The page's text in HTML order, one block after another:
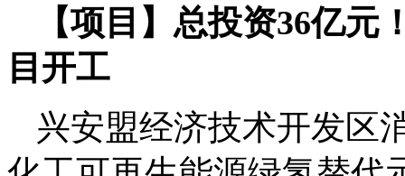
【项目】总投资36亿
目开工
兴安盟经济技术开发区